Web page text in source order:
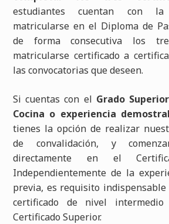
estudiantes cuentan con
matricularse en el Diploma de
de forma consecutiva los
matricularse certificado a
las convocatorias que deseen.
Si cuentas con el Grado
Cocina o experiencia
tienes la opción de realizar
de convalidación, y
directamente en el
Independientemente de la
previa, es requisito
certificado de nivel
Certificado Superior.